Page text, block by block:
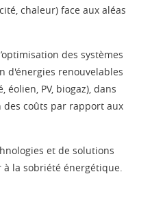
chaleur) face aux aléas
des systèmes
d'énergies renouvelables
éolien, PV, biogaz), dans
coûts par rapport aux
et de solutions
la sobriété énergétique.